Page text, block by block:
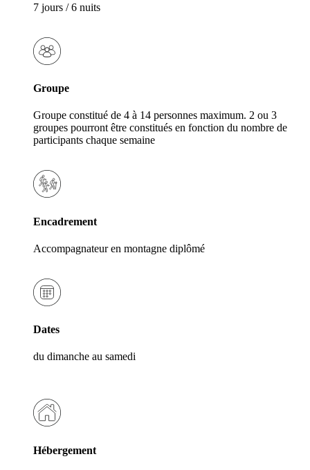
7 jours / 6 nuits
Groupe
Groupe constitué de 4 à 14 personnes maximum. 2 ou 3
groupes pourront être constitués en fonction du nombre de
participants chaque semaine
Encadrement
Accompagnateur en montagne diplômé
Dates
du dimanche au samedi
Hébergement